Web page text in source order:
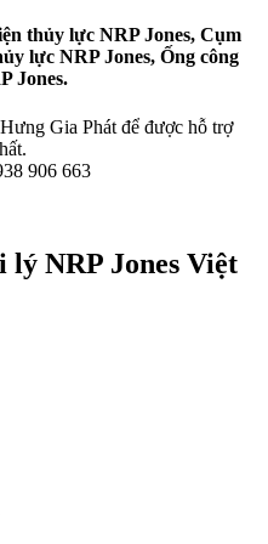
thủy lực NRP Jones, Cụm
lực NRP Jones, Ống công
Jones.
Gia Phát để được hỗ trợ
906 663
lý NRP Jones Việt